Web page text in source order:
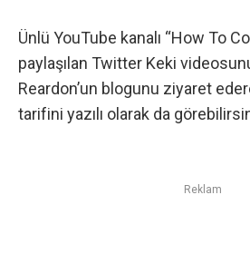
Ünlü YouTube kanalı “How To
paylaşılan Twitter Keki
Reardon’un blogunu ziyaret
tarifini yazılı olarak da
Reklam